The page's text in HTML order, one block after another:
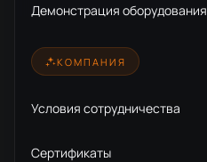
Демонстрация оборудования
КОМПАНИЯ
Условия сотрудничества
Сертификаты